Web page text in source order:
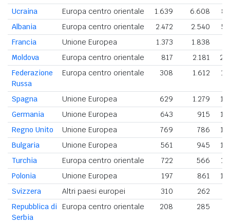
Ucraina
Europa centro orientale 1.639 6.608
Albania
Europa centro orientale 2.472 2.540
Francia
Unione Europea 1.373 1.838
Moldova
Europa centro orientale 817 2.181
Federazione
Russa
Europa centro orientale 308 1.612
Spagna Unione Europea 629 1.279
Germania
Unione Europea 643 915
Regno Unito
Unione Europea 769 786
Bulgaria
Unione Europea 561 945
Turchia
Europa centro orientale 722 566
Polonia
Unione Europea 197 861
Svizzera
Altri paesi europei 310 262
Repubblica di
Serbia
Europa centro orientale 208 285